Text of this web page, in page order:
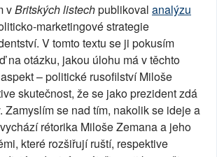
vBritských listechpublikoval analýzu
marketingové strategie
V tomto textu se ji pokusím
na otázku, jakou úlohu má v těchto
– politické rusofilství Miloše
skutečnost, že se jako prezident zdá
Zamyslím se nad tím, nakolik se ideje a
rétorika Miloše Zemana a jeho
které rozšiřují ruští, respektive